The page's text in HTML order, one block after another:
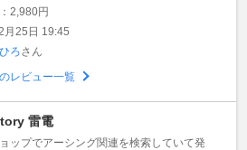
2,980円
月25日 19:45
ろさん
レビュー一覧
雷電
ップでアーシング関連を検索していて発